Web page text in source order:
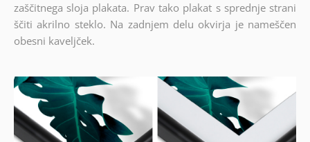
zaščitnega sloja plakata. Prav tako plakat s sprednje strani
ščiti akrilno steklo. Na zadnjem delu okvirja je nameščen
obesni kaveljček.